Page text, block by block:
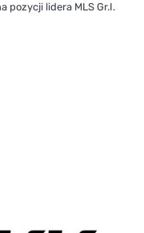
pozycji lidera MLS Gr.I.